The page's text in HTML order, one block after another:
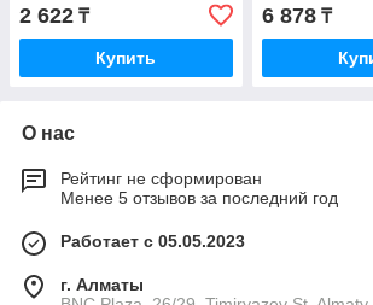
2 622 ₸
Купить
6 878₸
О нас
Рейтинг не сформирован
Менее 5 отзывов за последний год
Работает с 05.05.2023
г. Алматы